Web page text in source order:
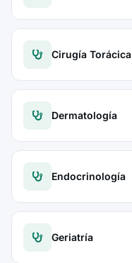
Cirugía Torácica
Dermatología
Endocrinología
Geriatría